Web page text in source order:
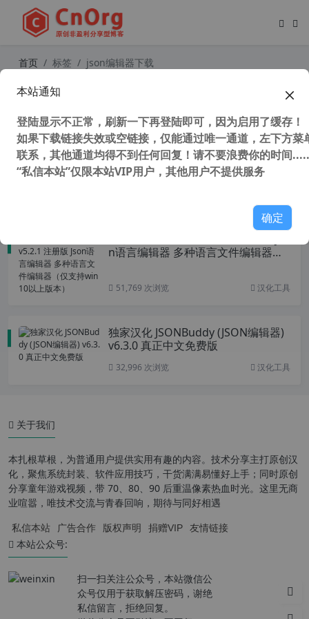
首页 标签 json编辑器下载
独家汉化 简单好用的 JSON编辑器 Jso
n语言编辑器 多种语言文件编辑器
51,769 次浏览 汉化工具
独家汉化 JSONBuddy (JSON编辑器)
v6.3.0 真正中文免费版
32,996 次浏览 汉化工具
关于我们
本扎根草根，为普通用户提供实用有趣的内容。技术分享主打原创汉
化，聚焦系统封装、软件应用技巧，干货满满易懂好上手；同时原创
分享童年游戏视频，带 70、80、90 后重温像素热血时光。这里无商
业喧嚣，唯技术交流与青春回响，期待与同好相遇
私信本站 广告合作 版权声明 捐赠VIP 友情链接
本站公众号:
扫一扫关注公众号，本站微信公
众号仅用于获取解压密码，谢绝
私信留言，拒绝回复。
本站通知
登陆显示不正常，刷新一下再登陆即可，因为启用了缓存！
如果下载链接失效或空链接，仅能通过唯一通道，左下方菜
联系，其他通道均得不到任何回复！请不要浪费你的时间
“私信本站”仅限本站VIP用户，其他用户不提供服务
确定